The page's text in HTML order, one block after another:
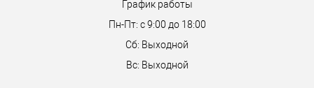
График работы
Пн-Пт: с 9:00 до 18:00
Сб: Выходной
Вс: Выходной